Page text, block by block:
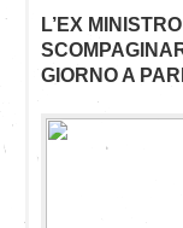
L’EX
GIORNO A